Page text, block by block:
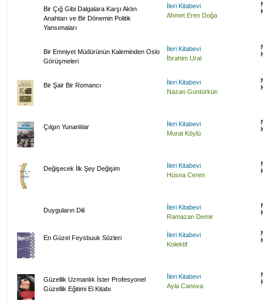
Bir Çığ Gibi Dalgalara Karşı Aklın
Anahtarı ve Bir Dönemin Politik
Yansımaları
İleri Kitabevi
Ahmet Eren Doğa
Bir Emniyet Müdürünün Kaleminden Oslo
Görüşmeleri
İleri Kitabevi
İbrahim Ural
Bir Şair Bir Romancı
İleri Kitabevi
Nazan Güntürkün
Çılgın Yunanlılar
İleri Kitabevi
Murat Köylü
Değişecek İlk Şey Değişim
İleri Kitabevi
Hüsna Ceren
Duyguların Dili
İleri Kitabevi
Ramazan Demir
En Güzel Feysbuuk Sözleri
İleri Kitabevi
Kolektif
Güzellik Uzmanlık İster Profesyonel
Güzellik Eğitimi El Kitabı
İleri Kitabevi
Ayla Canova